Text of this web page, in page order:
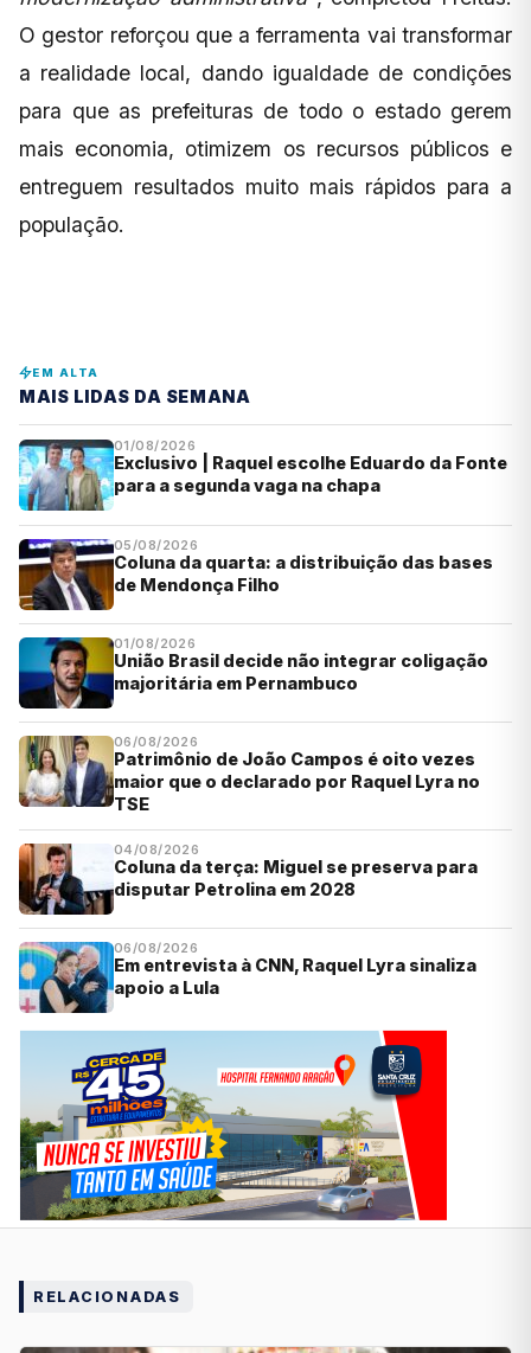
O gestor reforçou que a ferramenta vai transformar
a realidade local, dando igualdade de condições
para que as prefeituras de todo o estado gerem
mais economia, otimizem os recursos públicos e
entreguem resultados muito mais rápidos para a
população.
EM ALTA
MAIS LIDAS DA SEMANA
01/08/2026
Exclusivo | Raquel escolhe Eduardo da Fonte
para a segunda vaga na chapa
05/08/2026
Coluna da quarta: a distribuição das bases
de Mendonça Filho
01/08/2026
União Brasil decide não integrar coligação
majoritária em Pernambuco
06/08/2026
Patrimônio de João Campos é oito vezes
maior que o declarado por Raquel Lyra no
TSE
04/08/2026
Coluna da terça: Miguel se preserva para
disputar Petrolina em 2028
06/08/2026
Em entrevista à CNN, Raquel Lyra sinaliza
apoio a Lula
RELACIONADAS